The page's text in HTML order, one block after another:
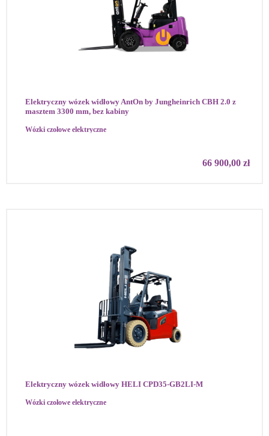
Elektryczny wózek widłowy AntOn by Jungheinrich CBH 2.0 z
masztem 3300 mm, bez kabiny
Wózki czołowe elektryczne
66 900,00 zł
Elektryczny wózek widłowy HELI CPD35-GB2LI-M
Wózki czołowe elektryczne